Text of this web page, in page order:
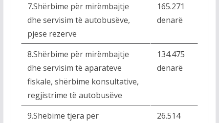
7.Shërbime për mirëmbajtje
dhe servisim të autobusëve,
pjesë rezervë
165.271
denarë
8.Shërbime për mirëmbajtje
dhe servisim të aparateve
fiskale, shërbime konsultative,
regjistrime të autobusëve
134.475
denarë
9.Shëbime tjera për
26.514